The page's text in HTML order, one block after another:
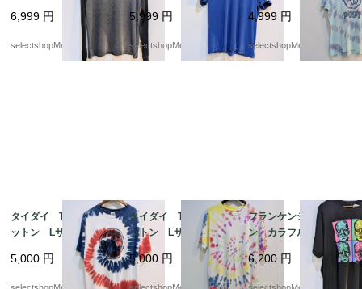
フル生地 サーマル
Mサイズ リンガーTシ
ャツ 長袖 ロンT コ
ットン ポリエステル
6,999 円
selectshopMerci.
トン adidas Tシャ
ツ スポーツ 三本ラ
イン climalite cotton
5,999 円
selectshopMerci.
ニカ 豚 両面プリン
ト 動物 pig
4,999 円
selectshopMerci.
タイダイ Tシャツ コ
ットン Lサイズ プリ
ント 星 スター
白 赤 ブルー カラ
フル Lサイズ PORT
5,000 円
selectshopMerci.
タイダイ Tシャツ コ
ットン Lサイズ イエ
ロー 白 ピンク
紫 ブルー カラフ
ル Lサイズ pakista
5,000 円
selectshopMerci.
フランケンシュタイ
ン カラフル Tシャ
ツ フランケン ２XL
サイズ ブラック コ
ットン MEXICO ユニ
6,200 円
selectshopMerci.